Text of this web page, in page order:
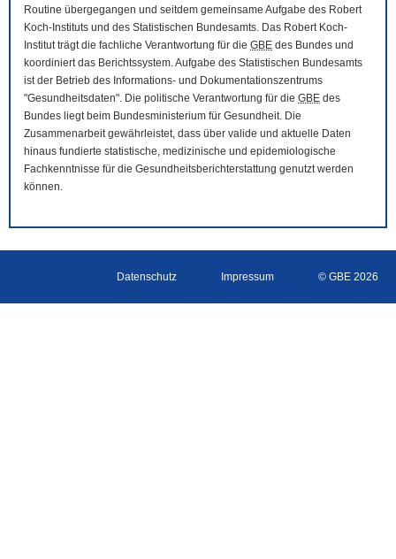
Routine übergegangen und seitdem gemeinsame Aufgabe des Robert
Koch-Instituts und des Statistischen Bundesamts. Das Robert Koch-
Institut trägt die fachliche Verantwortung für die GBE des Bundes und
koordiniert das Berichtssystem. Aufgabe des Statistischen Bundesamts
ist der Betrieb des Informations- und Dokumentationszentrums
"Gesundheitsdaten". Die politische Verantwortung für die GBE des
Bundes liegt beim Bundesministerium für Gesundheit. Die
Zusammenarbeit gewährleistet, dass über valide und aktuelle Daten
hinaus fundierte statistische, medizinische und epidemiologische
Fachkenntnisse für die Gesundheitsberichterstattung genutzt werden
können.
Datenschutz Impressum © GBE 2026